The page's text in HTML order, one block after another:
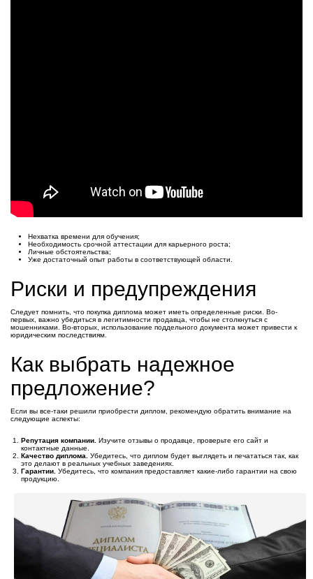
Нехватка времени для обучения;
Необходимость срочной аттестации для карьерного роста;
Личные обстоятельства;
Уже достаточный опыт работы в соответствующей области.
Риски и предупреждения
Следует помнить, что покупка диплома может иметь определенные риски. Во-
первых, важно убедиться в легитимности продавца, чтобы не столкнуться с
мошенниками. Во-вторых, использование поддельного документа может привести к
юридическим последствиям.
Как выбрать надежное
предложение?
Если вы все-таки решили приобрести диплом, рекомендую обратить внимание на
следующие аспекты:
Репутация компании. Изучите отзывы о продавце, проверьте его сайт и
контактные данные.
Качество диплома.
Убедитесь, что диплом будет выглядеть и печататься так, как
это делают в реальных учебных заведениях.
Гарантии. Убедитесь, что компания предоставляет какие-либо гарантии на свою
продукцию.